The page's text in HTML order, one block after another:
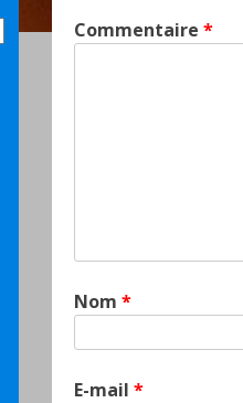
Commentaire *
Nom *
E-mail *